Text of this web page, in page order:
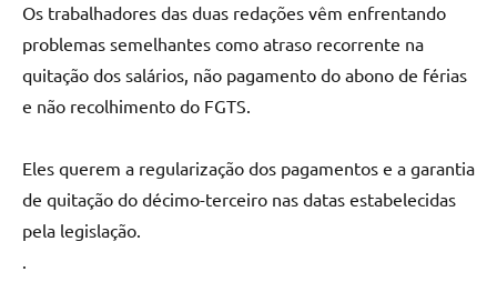
Os trabalhadores das duas redações vêm enfrentando
problemas semelhantes como atraso recorrente na
quitação dos salários, não pagamento do abono de férias
e não recolhimento do FGTS.
Eles querem a regularização dos pagamentos e a garantia
de quitação do décimo-terceiro nas datas estabelecidas
pela legislação.
.